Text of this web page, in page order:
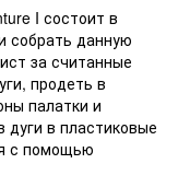
I состоит в
собрать данную
за считанные
продеть в
палатки и
дуги в пластиковые
с помощью